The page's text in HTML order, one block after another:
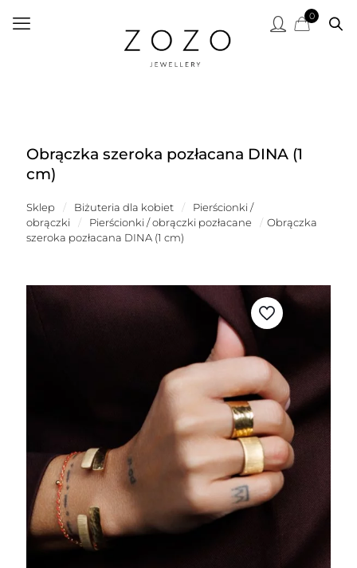
0
Obrączka szeroka pozłacana DINA (1
cm)
Sklep / Biżuteria dla kobiet /
Pierścionki /
obrączki
/ Pierścionki / obrączki pozłacane / Obrączka
szeroka pozłacana DINA (1 cm)